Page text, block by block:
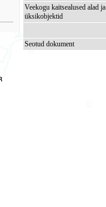
Veekogu kaitsealused alad ja
üksikobjektid
Seotud dokument